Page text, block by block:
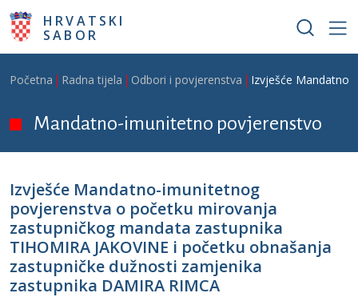
Skoči na glavni sadržaj
HRVATSKI
SABOR
Breadcrumb
Početna Radna tijela Odbori i povjerenstva Izvješće Mandatno-
Mandatno-imunitetno povjerenstvo
Izvješće Mandatno-imunitetnog
povjerenstva o početku mirovanja
zastupničkog mandata zastupnika
TIHOMIRA JAKOVINE i početku obnašanja
zastupničke dužnosti zamjenika
zastupnika DAMIRA RIMCA